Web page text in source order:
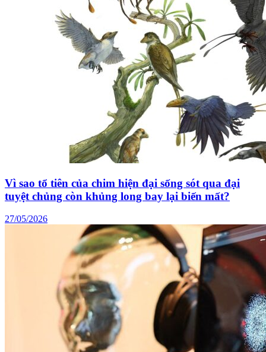
Vì sao tổ tiên của chim hiện đại sống sót qua đại
tuyệt chủng còn khủng long bay lại biến mất?
27/05/2026